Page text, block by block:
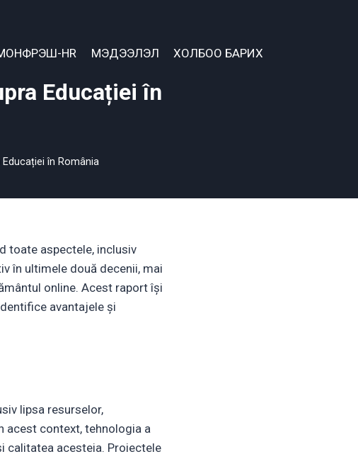
HR МЭДЭЭЛЭЛ ХОЛБОО БАРИХ
Educației în
în România
toate aspectele, inclusiv
în ultimele două decenii, mai
online. Acest raport își
avantajele și
lipsa resurselor,
acest context, tehnologia a
calitatea acesteia. Proiectele